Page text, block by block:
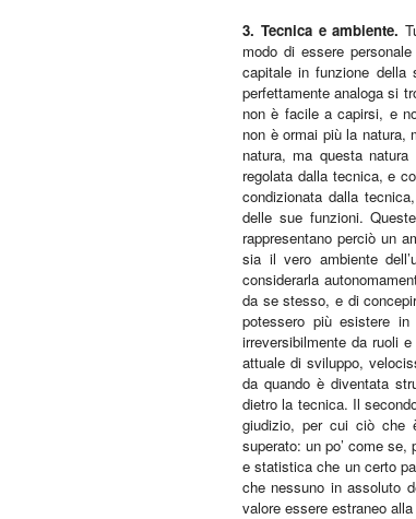
3. Tecnica e ambiente.
modo di essere
capitale in funzione della
perfettamente analoga si
non è facile a capirsi, e
non è ormai più la natura,
natura, ma questa
regolata dalla tecnica, e
condizionata dalla
delle sue funzioni.
rappresentano perciò un
sia il vero ambiente
considerarla
da se stesso, e di
potessero più esistere
irreversibilmente da ruoli
attuale di sviluppo,
da quando è diventata
dietro la tecnica. Il
giudizio, per cui ciò che
superato: un po’ come
e statistica che un certo
che nessuno in assoluto
valore essere estraneo